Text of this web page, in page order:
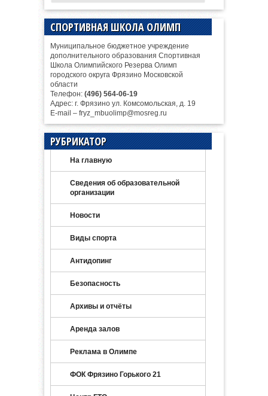
СПОРТИВНАЯ ШКОЛА ОЛИМП
Муниципальное бюджетное учреждение
дополнительного образования Спортивная
Школа Олимпийского Резерва Олимп
городского округа Фрязино Московской
области
Телефон: (496) 564-06-19
Адрес: г. Фрязино ул. Комсомольская, д. 19
E-mail – fryz_mbuolimp@mosreg.ru
РУБРИКАТОР
На главную
Сведения об образовательной
организации
Новости
Виды спорта
Антидопинг
Безопасность
Архивы и отчёты
Аренда залов
Реклама в Олимпе
ФОК Фрязино Горького 21